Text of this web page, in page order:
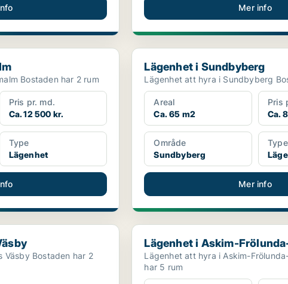
Mer info
Lägenhet att hyra på Södermalm Bostaden har 2 rum
Pris pr. md.
Ca. 12 500 kr.
Type
Lägenhet
Lägenhet i Sundbyberg
Lägenhet i Sundbyberg
Areal
Ca. 65 m2
Pris
Ca.
Område
Sundbyberg
Type
Mer info
har 2
Lägenhet i Askim-Frölunda-
Lägenhet i Askim-
Lägenhet att hyra i Askim-Frölunda-
har 5 rum